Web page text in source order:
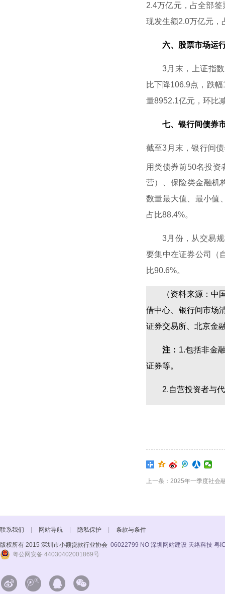
2.4万亿元，占全部
现发生额2.0万亿元，
六、股票市场运
3月末，上证指数
比下降106.9点，跌
量8952.1亿元，环比
七、银行间债券市
截至3月末，银行间
用类债券前50名投资
营）、保险类金融机
数量最大值、最小值
占比88.4%。
3月份，从交易规
要集中在证券公司（
比90.6%。
（资料来源：中国
借中心、银行间市场
证券交易所、北京金
注： 1.包括非金
证券等。
2.自营投资者与代
上一条：2025年一季度社会
联系我们 网站导航 隐私保护 条款与条件
版权所有 2015 深圳市小额贷款行业协会 06022799 NO 深圳网站建设 天络科技 粤
粤公网安备 44030402001869号
   